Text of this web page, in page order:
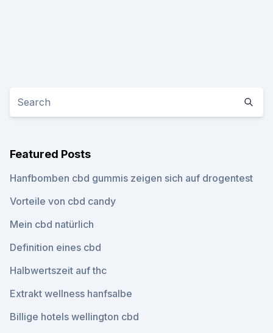
Featured Posts
Hanfbomben cbd gummis zeigen sich auf drogentest
Vorteile von cbd candy
Mein cbd natürlich
Definition eines cbd
Halbwertszeit auf thc
Extrakt wellness hanfsalbe
Billige hotels wellington cbd